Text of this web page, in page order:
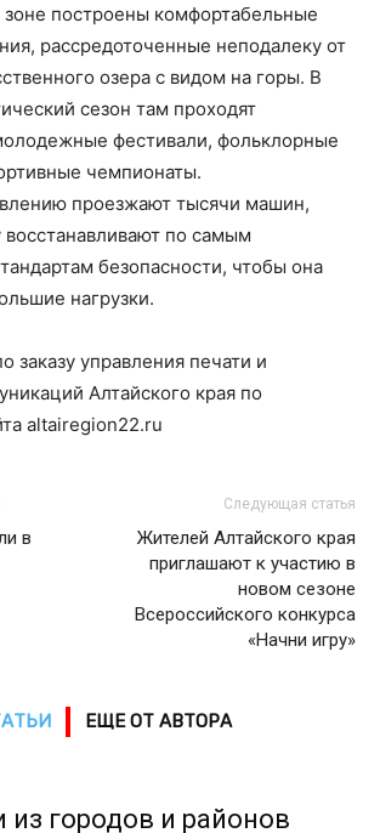
построены комфортабельные
рассредоточенные неподалеку от
озера с видом на горы. В
сезон там проходят
фестивали, фольклорные
чемпионаты.
проезжают тысячи машин,
восстанавливают по самым
безопасности, чтобы она
нагрузки.
заказу управления печати и
Алтайского края по
altairegion22.ru
в
Следующая статья
Жителей Алтайского края
приглашают к участию в
новом сезоне
Всероссийского конкурса
«Начни игру»
ЕЩЕ ОТ АВТОРА
городов и районов